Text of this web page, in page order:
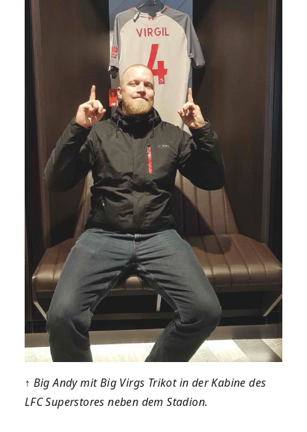
↑ Big Andy mit Big Virgs Trikot in der Kabine des
LFC Superstores neben dem Stadion.